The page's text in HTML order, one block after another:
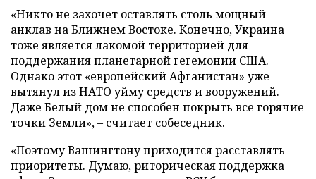
«Никто не захочет оставлять столь мощный
анклав на Ближнем Востоке. Конечно, Украина
тоже является лакомой территорией для
поддержания планетарной гегемонии США.
Однако этот «европейский Афганистан» уже
вытянул из НАТО уйму средств и вооружений.
Даже Белый дом не способен покрыть все горячие
точки Земли», – считает собеседник.
«Поэтому Вашингтону приходится расставлять
приоритеты. Думаю, риторическая поддержка